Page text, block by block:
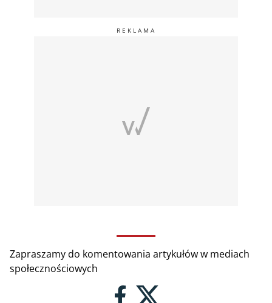
Zapraszamy do komentowania artykułów w mediach
społecznościowych